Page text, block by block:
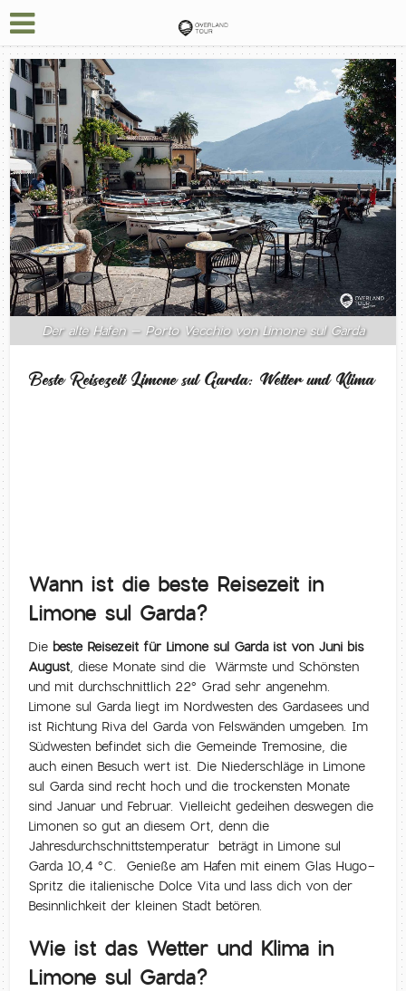
Der alte Hafen – Porto Vecchio von Limone sul Garda
Beste Reisezeit Limone sul Garda: Wetter und Klima
Wann ist die beste Reisezeit in
Limone sul Garda?
Die beste Reisezeit für Limone sul Garda ist von Juni bis
August, diese Monate sind die Wärmste und Schönsten
und mit durchschnittlich 22° Grad sehr angenehm.
Limone sul Garda liegt im Nordwesten des Gardasees und
ist Richtung Riva del Garda von Felswänden umgeben. Im
Südwesten befindet sich die Gemeinde Tremosine, die
auch einen Besuch wert ist. Die Niederschläge in Limone
sul Garda sind recht hoch und die trockensten Monate
sind Januar und Februar. Vielleicht gedeihen deswegen die
Limonen so gut an diesem Ort, denn die
Jahresdurchschnittstemperatur beträgt in Limone sul
Garda 10,4 °C. Genieße am Hafen mit einem Glas Hugo-
Spritz die italienische Dolce Vita und lass dich von der
Besinnlichkeit der kleinen Stadt betören.
Wie ist das Wetter und Klima in
Limone sul Garda?